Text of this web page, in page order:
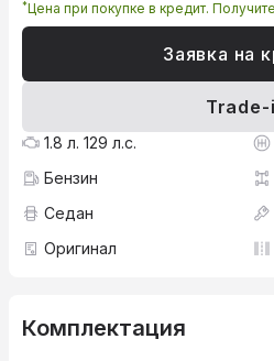
*Цена при покупке в кредит.
Заявка на
Trade-
1.8 л. 129 л.с.
Бензин
Седан
Оригинал
Комплектация